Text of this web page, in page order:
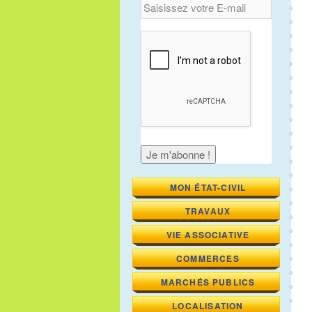
MON ÉTAT-CIVIL
TRAVAUX
VIE ASSOCIATIVE
COMMERCES
MARCHÉS PUBLICS
LOCALISATION